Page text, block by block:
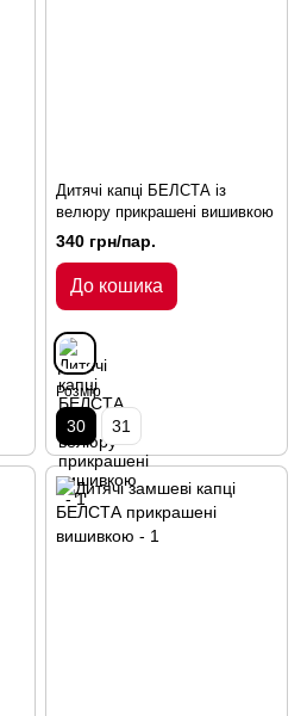
Дитячі капці БЕЛСТА із
велюру прикрашені вишивкою
340 грн/пар.
До кошика
Розмір
30 31